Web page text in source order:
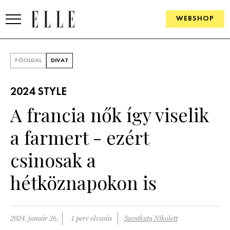
WEBSHOP
SZÉPSÉG
PSZICHÉ
PÁRKAPCSOLAT
FŐOLDAL DIVAT
2024 STYLE
A francia nők így viselik
a farmert - ezért
csinosak a
hétköznapokon is
2024. január 26. 1 perc olvasás Szentkuty Nikolett